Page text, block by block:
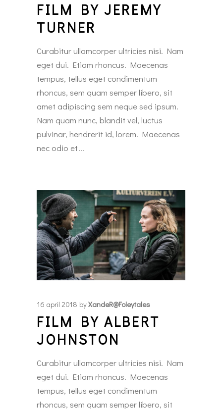
FILM BY JEREMY
TURNER
Curabitur ullamcorper ultricies nisi. Nam
eget dui. Etiam rhoncus. Maecenas
tempus, tellus eget condimentum
rhoncus, sem quam semper libero, sit
amet adipiscing sem neque sed ipsum.
Nam quam nunc, blandit vel, luctus
pulvinar, hendrerit id, lorem. Maecenas
nec odio et
16 april 2018 byXandeR@foleytales
FILM BY ALBERT
JOHNSTON
Curabitur ullamcorper ultricies nisi. Nam
eget dui. Etiam rhoncus. Maecenas
tempus, tellus eget condimentum
rhoncus, sem quam semper libero, sit